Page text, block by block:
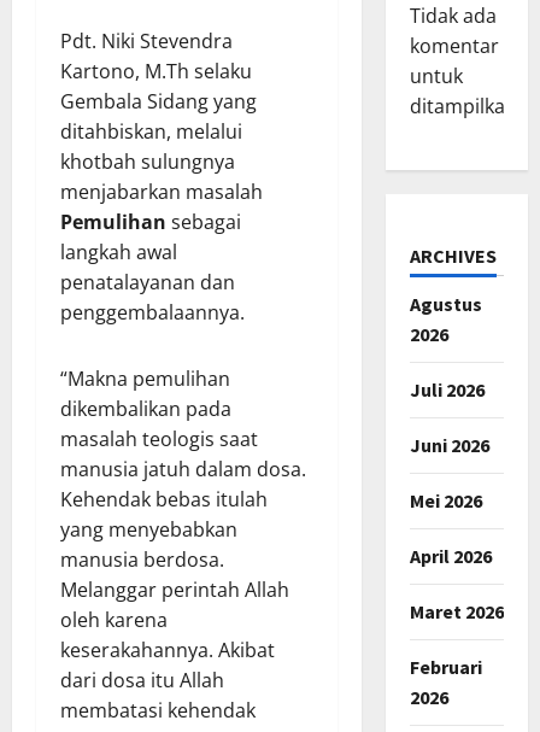
Pdt. Niki Stevendra
Kartono, M.Th selaku
Gembala Sidang yang
ditahbiskan, melalui
khotbah sulungnya
menjabarkan masalah
Pemulihan sebagai
langkah awal
penatalayanan dan
penggembalaannya.
“Makna pemulihan
dikembalikan pada
masalah teologis saat
manusia jatuh dalam dosa.
Kehendak bebas itulah
yang menyebabkan
manusia berdosa.
Melanggar perintah Allah
oleh karena
keserakahannya. Akibat
dari dosa itu Allah
membatasi kehendak
Tidak ada
komentar
untuk
ditampilkan.
ARCHIVES
Agustus
2026
Juli 2026
Juni 2026
Mei 2026
April 2026
Maret 2026
Februari
2026